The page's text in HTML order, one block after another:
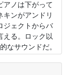
アノは下がって
キンがアンドリ
ジェクトからバ
える。ロック以
なサウンドだ。